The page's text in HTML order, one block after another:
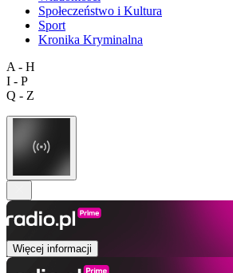
Społeczeństwo i Kultura
Sport
Kronika Kryminalna
A - H
I - P
Q - Z
Więcej informacji